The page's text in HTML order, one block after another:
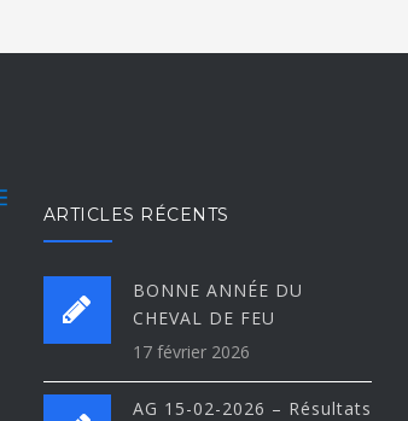
ARTICLES RÉCENTS
BONNE ANNÉE DU
CHEVAL DE FEU
17 février 2026
AG 15-02-2026 – Résultats